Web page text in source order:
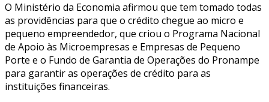
O Ministério da Economia afirmou que tem tomado todas
as providências para que o crédito chegue ao micro e
pequeno empreendedor, que criou o Programa Nacional
de Apoio às Microempresas e Empresas de Pequeno
Porte e o Fundo de Garantia de Operações do Pronampe
para garantir as operações de crédito para as
instituições financeiras.